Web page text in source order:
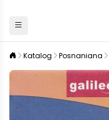
Katalog Posnaniana